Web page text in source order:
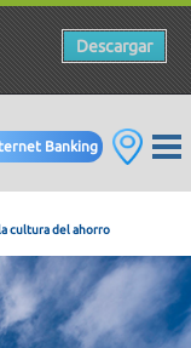
Descargar
Banking
en la